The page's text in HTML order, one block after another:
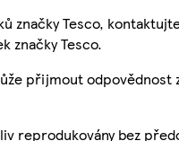
značky Tesco,
značky Tesco.
přijmout odpovědnost
reprodukovány bez